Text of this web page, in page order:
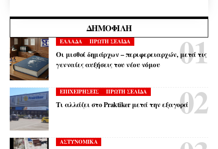
ΔΗΜΟΦΙΛΉ
ΕΛΛΑΔΑ ΠΡΩΤΗ ΣΕΛΙΔΑ
Οι μισθοί δημάρχων – περιφερειαρχών, μετά τις
γενναίες αυξήσεις του νέου νόμου
ΕΠΙΧΕΙΡΗΣΕΙΣ ΠΡΩΤΗ ΣΕΛΙΔΑ
Τι αλλάζει στο Praktiker μετά την εξαγορά
ΑΣΤΥΝΟΜΙΚΑ